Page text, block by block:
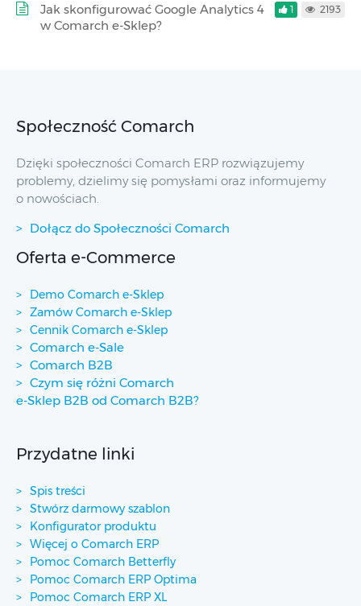
Jak skonfigurować Google Analytics 4
w Comarch e-Sklep?
1 2193
Społeczność Comarch
Dzięki społeczności Comarch ERP rozwiązujemy
problemy, dzielimy się pomysłami oraz informujemy
o nowościach.
Dołącz do Społeczności Comarch
Oferta e-Commerce
Demo Comarch e-Sklep
Zamów Comarch e-Sklep
Cennik Comarch e-Sklep
Comarch e-Sale
Comarch B2B
Czym się różni Comarch
e-Sklep B2B od Comarch B2B?
Przydatne linki
Spis treści
Stwórz darmowy szablon
Konfigurator produktu
Więcej o Comarch ERP
Pomoc Comarch Betterfly
Pomoc Comarch ERP Optima
Pomoc Comarch ERP XL